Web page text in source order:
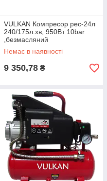
VULKAN Компресор рес-24л
240/175л.хв, 950Вт 10bar
,безмасляний
Немає в наявності
9 350,78 ₴